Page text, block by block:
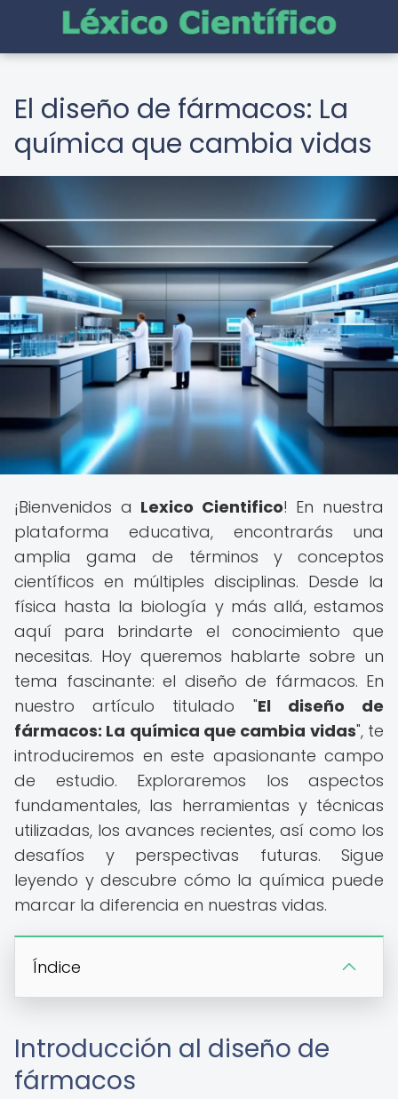
El diseño de fármacos: La
química que cambia vidas
¡Bienvenidos a Lexico Cientifico! En nuestra
plataforma educativa, encontrarás una
amplia gama de términos y conceptos
científicos en múltiples disciplinas. Desde la
física hasta la biología y más allá, estamos
aquí para brindarte el conocimiento que
necesitas. Hoy queremos hablarte sobre un
tema fascinante: el diseño de fármacos. En
nuestro artículo titulado "El diseño de
fármacos: La química que cambia vidas", te
introduciremos en este apasionante campo
de estudio. Exploraremos los aspectos
fundamentales, las herramientas y técnicas
utilizadas, los avances recientes, así como los
desafíos y perspectivas futuras. Sigue
leyendo y descubre cómo la química puede
marcar la diferencia en nuestras vidas.
Índice
Introducción al diseño de
fármacos